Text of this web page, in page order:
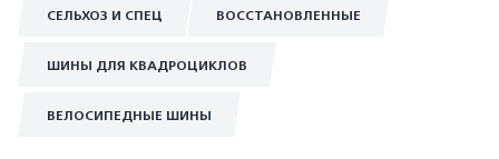
СЕЛЬХОЗ И СПЕЦ ВОССТАНОВЛЕННЫЕ
ШИНЫ ДЛЯ КВАДРОЦИКЛОВ
ВЕЛОСИПЕДНЫЕ ШИНЫ